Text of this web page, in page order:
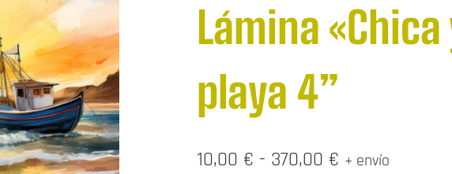
Lámina
playa 4”
10,00 € - 370,00 €Rango
+ envío